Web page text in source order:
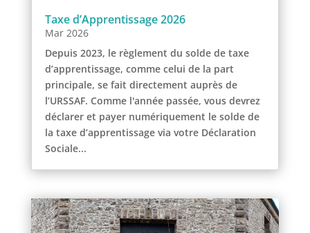
Taxe d’Apprentissage 2026
Mar 2026
Depuis 2023, le règlement du solde de taxe
d’apprentissage, comme celui de la part
principale, se fait directement auprès de
l’URSSAF. Comme l'année passée, vous devrez
déclarer et payer numériquement le solde de
la taxe d’apprentissage via votre Déclaration
Sociale...